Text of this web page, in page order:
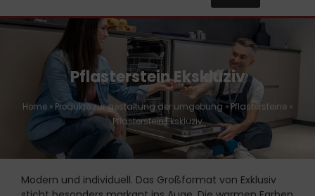
Pflasterstein Ekskluziv
Home » Produkte zur gestaltung der umgebung» Pflastersteine »
Pflasterstein Ekskluziv
Modern und individuell. Das Großformat von Exklusiv